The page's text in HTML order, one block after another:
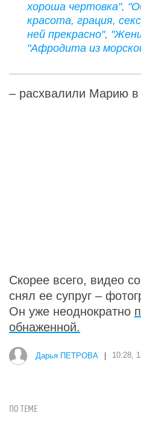
хороша чертовка",
красота, грация,
ней прекрасно",
"Афродита из
– расхвалили Марию в
Скорее всего, видео
снял ее супруг –
Он уже неоднократно
обнаженной.
Дарья ПЕТРОВА | 10:28,
ПО ТЕМЕ